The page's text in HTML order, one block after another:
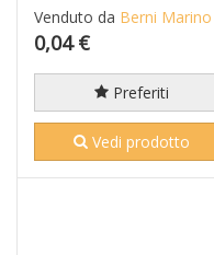
Venduto da Berni Marino di Mario S.n.c.
0,04 €
Preferiti
Vedi prodotto